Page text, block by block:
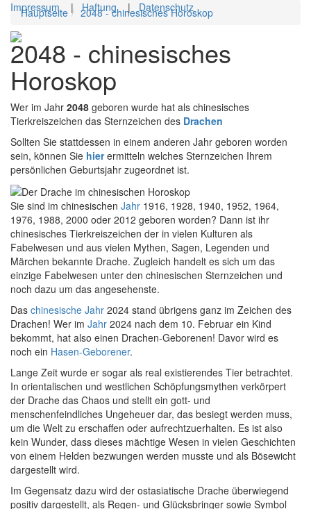
Impressum|Haftung| Datenschutz
Hauptseite 2048 - chinesisches Horoskop
2048 - chinesisches
Horoskop
Wer im Jahr 2048 geboren wurde hat als chinesisches
Tierkreiszeichen das Sternzeichen des Drachen
Sollten Sie stattdessen in einem anderen Jahr geboren worden
sein, können Sie hierermitteln welches Sternzeichen Ihrem
persönlichen Geburtsjahr zugeordnet ist.
Sie sind im chinesischen Jahr 1916, 1928, 1940, 1952, 1964,
1976, 1988, 2000 oder 2012 geboren worden? Dann ist ihr
chinesisches Tierkreiszeichen der in vielen Kulturen als
Fabelwesen und aus vielen Mythen, Sagen, Legenden und
Märchen bekannte Drache. Zugleich handelt es sich um das
einzige Fabelwesen unter den chinesischen Sternzeichen und
noch dazu um das angesehenste.
Das chinesische Jahr 2024 stand übrigens ganz im Zeichen des
Drachen! Wer im Jahr 2024 nach dem 10. Februar ein Kind
bekommt, hat also einen Drachen-Geborenen! Davor wird es
noch ein Hasen-Geborener.
Lange Zeit wurde er sogar als real existierendes Tier betrachtet.
In orientalischen und westlichen Schöpfungsmythen verkörpert
der Drache das Chaos und stellt ein gott- und
menschenfeindliches Ungeheuer dar, das besiegt werden muss,
um die Welt zu erschaffen oder aufrechtzuerhalten. Es ist also
kein Wunder, dass dieses mächtige Wesen in vielen Geschichten
von einem Helden bezwungen werden musste und als Bösewicht
dargestellt wird.
Im Gegensatz dazu wird der ostasiatische Drache überwiegend
positiv dargestellt, als Regen- und Glücksbringer sowie Symbol